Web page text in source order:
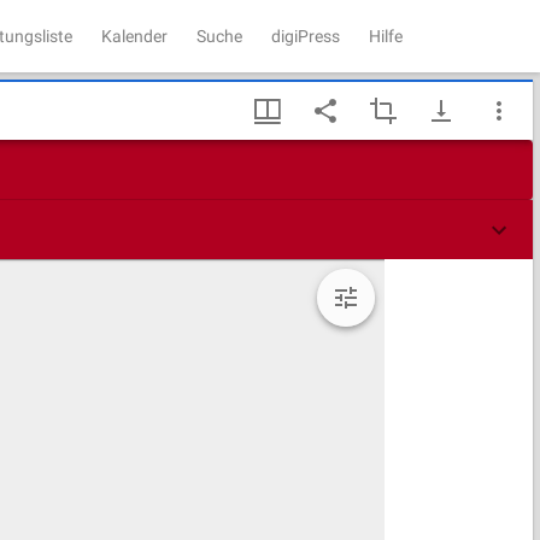
Kalender Suche digiPress Hilfe